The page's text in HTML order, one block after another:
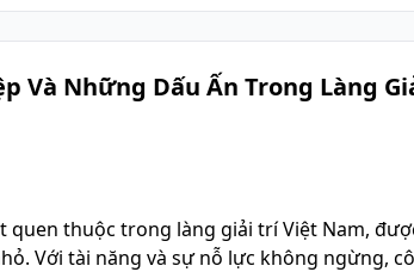
Và Những Dấu Ấn Trong Làng
quen thuộc trong làng giải trí Việt Nam,
Với tài năng và sự nỗ lực không ngừng,